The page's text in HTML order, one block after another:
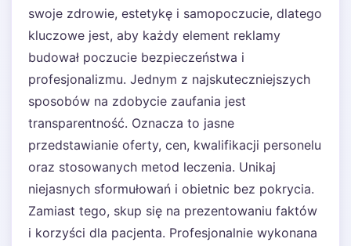
swoje zdrowie, estetykę i samopoczucie, dlatego
kluczowe jest, aby każdy element reklamy
budował poczucie bezpieczeństwa i
profesjonalizmu. Jednym z najskuteczniejszych
sposobów na zdobycie zaufania jest
transparentność. Oznacza to jasne
przedstawianie oferty, cen, kwalifikacji personelu
oraz stosowanych metod leczenia. Unikaj
niejasnych sformułowań i obietnic bez pokrycia.
Zamiast tego, skup się na prezentowaniu faktów
i korzyści dla pacjenta. Profesjonalnie wykonana